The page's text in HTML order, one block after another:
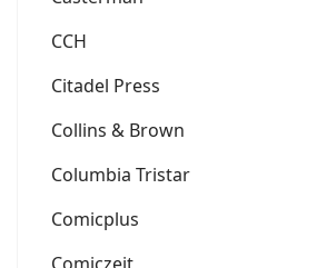
CCH
Citadel Press
Collins & Brown
Columbia Tristar
Comicplus